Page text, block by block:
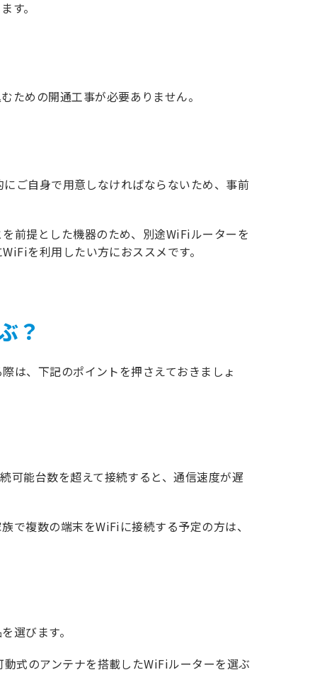
す。
ための開通工事が必要ありません。
ご自身で用意しなければならないため、事前
前提とした機器のため、別途WiFiルーターを
を利用したい方におススメです。
？
は、下記のポイントを押さえておきましょ
可能台数を超えて接続すると、通信速度が遅
で複数の端末をWiFiに接続する予定の方は、
選びます。
式のアンテナを搭載したWiFiルーターを選ぶ